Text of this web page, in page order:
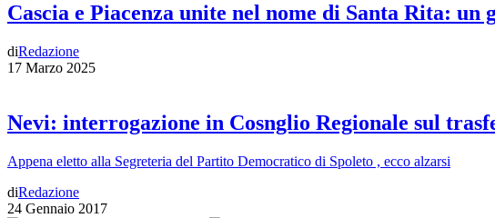
Cascia e Piacenza unite nel nome di Santa Rita: un
diRedazione
17 Marzo 2025
Nevi: interrogazione in Cosnglio Regionale sul
Appena eletto alla Segreteria del Partito Democratico di Spoleto , ecco alzarsi
diRedazione
24 Gennaio 2017